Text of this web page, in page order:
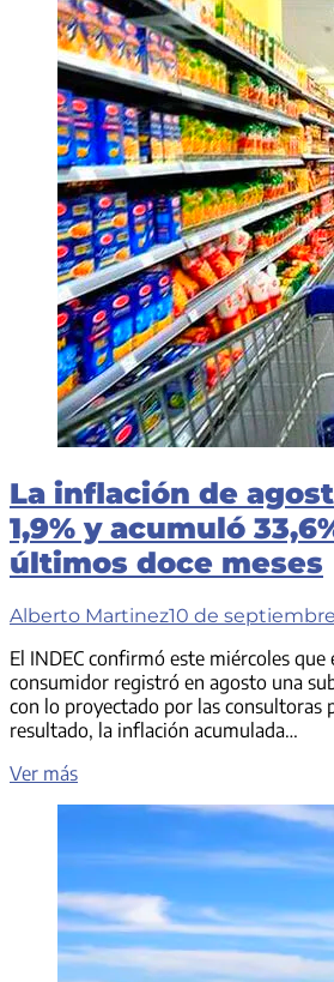
un
disparo
a
Charlie
Kirk,
reconocido
activista
trumpista
La inflación de
1,9% y acumuló
últimos doce meses
Alberto Martinez10 de
El INDEC confirmó este miércoles que
consumidor registró en agosto una
con lo proyectado por las consultoras
resultado, la inflación acumulada…
Ver másLa
agosto
fue
de
1,9%
y
acumuló